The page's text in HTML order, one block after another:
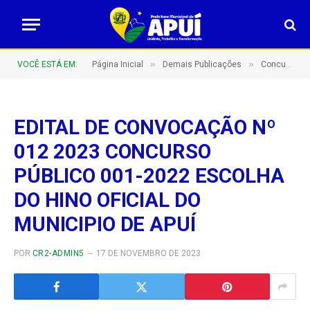
VOCÊ ESTÁ EM: Página Inicial » Demais Publicações » Concurso Público Nº 001/2022 – ESCOLHA DO HINO OFICIAL DO MUNICIPIO
EDITAL DE CONVOCAÇÃO Nº
012 2023 CONCURSO
PÚBLICO 001-2022 ESCOLHA
DO HINO OFICIAL DO
MUNICIPIO DE APUÍ
POR CR2-ADMIN5 17 DE NOVEMBRO DE 2023